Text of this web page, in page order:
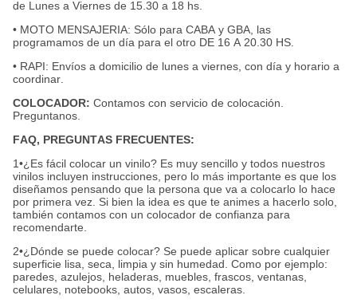
de Lunes a Viernes de 15.30 a 18 hs.
• MOTO MENSAJERIA: Sólo para CABA y GBA, las
programamos de un día para el otro DE 16 A 20.30 HS.
• RAPI: Envíos a domicilio de lunes a viernes, con día y horario a
coordinar.
COLOCADOR: Contamos con servicio de colocación.
Preguntanos.
FAQ, PREGUNTAS FRECUENTES:
1•¿Es fácil colocar un vinilo? Es muy sencillo y todos nuestros
vinilos incluyen instrucciones, pero lo más importante es que los
diseñamos pensando que la persona que va a colocarlo lo hace
por primera vez. Si bien la idea es que te animes a hacerlo solo,
también contamos con un colocador de confianza para
recomendarte.
2•¿Dónde se puede colocar? Se puede aplicar sobre cualquier
superficie lisa, seca, limpia y sin humedad. Como por ejemplo:
paredes, azulejos, heladeras, muebles, frascos, ventanas,
celulares, notebooks, autos, vasos, escaleras.